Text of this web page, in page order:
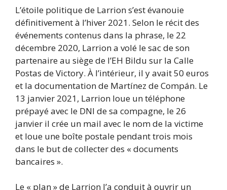
L’étoile politique de Larrion s’est évanouie
définitivement à l’hiver 2021. Selon le récit des
événements contenus dans la phrase, le 22
décembre 2020, Larrion a volé le sac de son
partenaire au siège de l’EH Bildu sur la Calle
Postas de Victory. À l’intérieur, il y avait 50 euros
et la documentation de Martínez de Compán. Le
13 janvier 2021, Larrion loue un téléphone
prépayé avec le DNI de sa compagne, le 26
janvier il crée un mail avec le nom de la victime
et loue une boîte postale pendant trois mois
dans le but de collecter des « documents
bancaires ».
Le « plan » de Larrion l’a conduit à ouvrir un